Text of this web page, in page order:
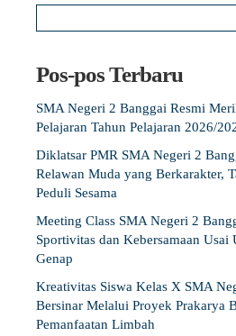
Pos-pos Terbaru
SMA Negeri 2 Banggai Resmi
Pelajaran Tahun Pelajaran 2026/
Diklatsar PMR SMA Negeri 2
Relawan Muda yang Berkarakter,
Peduli Sesama
Meeting Class SMA Negeri 2
Sportivitas dan Kebersamaan Usai
Genap
Kreativitas Siswa Kelas X SMA
Bersinar Melalui Proyek Prakarya
Pemanfaatan Limbah